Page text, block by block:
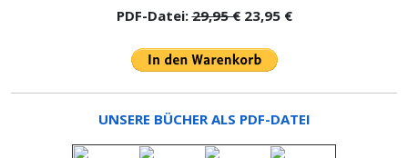
PDF-Datei:29,95 €23,95 €
UNSERE BÜCHER ALS PDF-DATEI